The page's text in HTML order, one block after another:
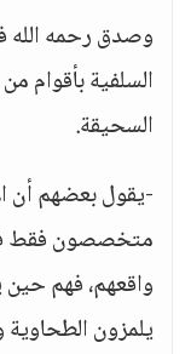
وصدق رحمه الله
السلفية بأقوام
السحيقة.
-يقول بعضهم أن
متخصصون فقط
واقعهم، فهم
يلمزون